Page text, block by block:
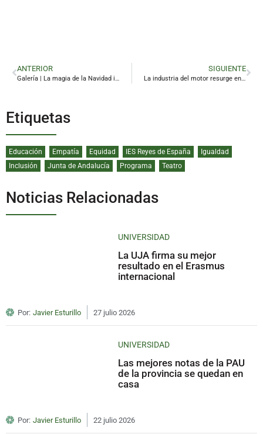
ANTERIOR SIGUIENTE
La industria del motor resurge en Linares tres lustros después
Etiquetas
Educación Empatía Equidad IES Reyes de España
Igualdad
Inclusión
Junta de Andalucía Programa Teatro
Noticias Relacionadas
UNIVERSIDAD
La UJA firma su mejor
resultado en el Erasmus
internacional
Por: Javier Esturillo 27 julio 2026
UNIVERSIDAD
Las mejores notas de la PAU
de la provincia se quedan en
casa
Por: Javier Esturillo 22 julio 2026